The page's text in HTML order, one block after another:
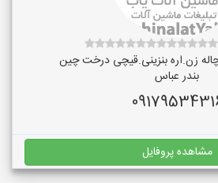
زن.اره بنزینی.قیچی درخت چین
بندر عباس
مشاهده پروفایل